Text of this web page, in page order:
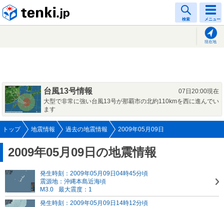
検索 メニュー
現在地
台風13号情報
07日20:00現在
大型で非常に強い台風13号が那覇市の北約110kmを西に進んでい
ます
トップ 地震情報 過去の地震情報 2009年05月09日
2009年05月09日の地震情報
発生時刻：2009年05月09日04時45分頃
震源地：沖縄本島近海頃
M3.0
最大震度：1
発生時刻：2009年05月09日14時12分頃